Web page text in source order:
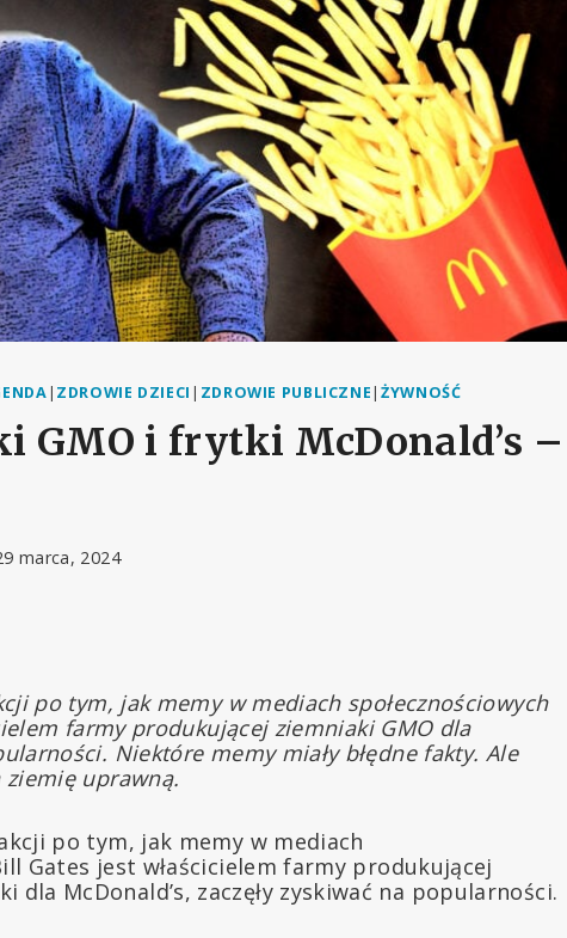
| ZDROWIE DZIECI | ZDROWIE PUBLICZNE| ŻYWNOŚĆ
GMO i frytki McDonald’s –
marca, 2024
po tym, jak memy w mediach społecznościowych
farmy produkującej ziemniaki GMO dla
Niektóre memy miały błędne fakty. Ale
ziemię uprawną.
po tym, jak memy w mediach
Gates jest właścicielem farmy produkującej
McDonald’s, zaczęły zyskiwać na popularności.